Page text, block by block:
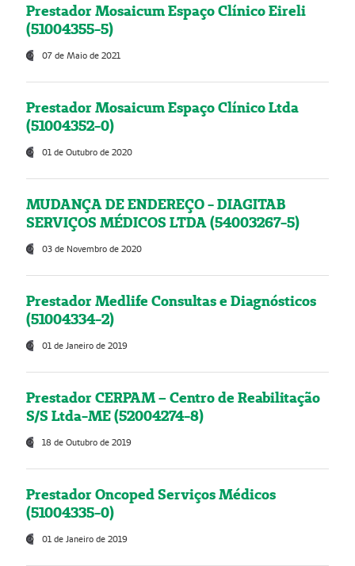
Prestador Mosaicum Espaço Clínico Eireli
(51004355-5)
07 de Maio de 2021
Prestador Mosaicum Espaço Clínico Ltda
(51004352-0)
01 de Outubro de 2020
MUDANÇA DE ENDEREÇO - DIAGITAB
SERVIÇOS MÉDICOS LTDA (54003267-5)
03 de Novembro de 2020
Prestador Medlife Consultas e Diagnósticos
(51004334-2)
01 de Janeiro de 2019
Prestador CERPAM – Centro de Reabilitação
S/S Ltda-ME (52004274-8)
18 de Outubro de 2019
Prestador Oncoped Serviços Médicos
(51004335-0)
01 de Janeiro de 2019